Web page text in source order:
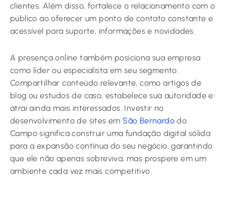
clientes. Além disso, fortalece o relacionamento com o
público ao oferecer um ponto de contato constante e
acessível para suporte, informações e novidades.
A presença online também posiciona sua empresa
como líder ou especialista em seu segmento.
Compartilhar conteúdo relevante, como artigos de
blog ou estudos de caso, estabelece sua autoridade e
atrai ainda mais interessados. Investir no
desenvolvimento de sites em São Bernardo do
Campo significa construir uma fundação digital sólida
para a expansão contínua do seu negócio, garantindo
que ele não apenas sobreviva, mas prospere em um
ambiente cada vez mais competitivo.